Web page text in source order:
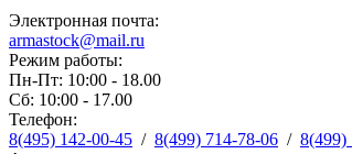
Электронная почта:
armastock@mail.ru
Режим работы:
Пн-Пт: 10:00 - 18.00
Сб: 10:00 - 17.00
Телефон:
8(495) 142-00-45 / 8(499) 714-78-06 / 8(499)